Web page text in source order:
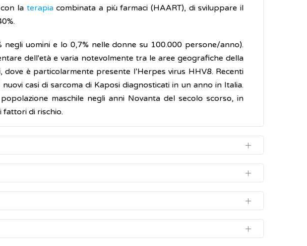
la terapiacombinata a più farmaci (HAART), di sviluppare il
uomini e lo 0,7% nelle donne su 100.000 persone/anno).
dell'età e varia notevolmente tra le aree geografiche della
è particolarmente presente l’Herpes virus HHV8. Recenti
casi di sarcoma di Kaposi diagnosticati in un anno in Italia.
maschile negli anni Novanta del secolo scorso, in
fattori di rischio.
sulla pelle, o nella bocca, che appaiono piatte, di colore rosso-
loro. Sono comunemente localizzate sulle gengive o sul palato
al momento della nascita.
e non causa complicazioni estetiche, non è necessaria una